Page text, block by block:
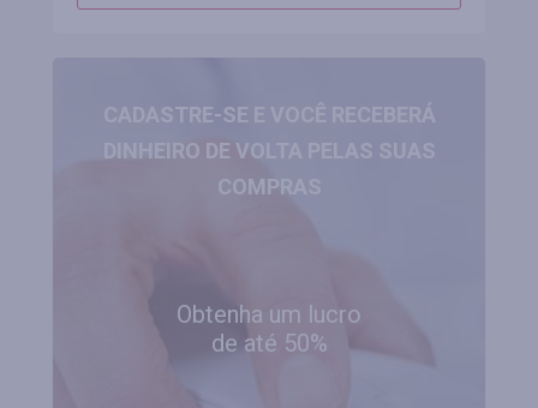
CADASTRE-SE E VOCÊ RECEBERÁ
DINHEIRO DE VOLTA PELAS SUAS
COMPRAS
Obtenha um lucro
de até 50%